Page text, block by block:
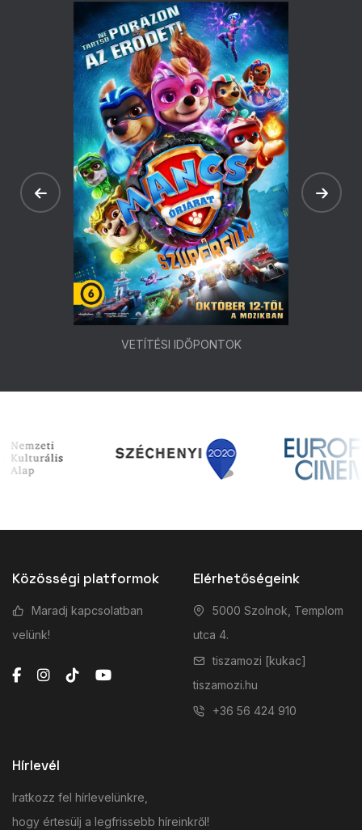
VETÍTÉSI IDŐPONTOK
Közösségi platformok
Maradj kapcsolatban
velünk!
Elérhetőségeink
5000 Szolnok, Templom
utca 4.
tiszamozi [kukac]
tiszamozi.hu
+36 56 424 910
Hírlevél
Iratkozz fel hírlevelünkre,
hogy értesülj a legfrissebb híreinkről!